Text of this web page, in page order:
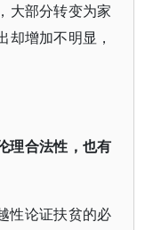
大部分转变为家
却增加不明显，
理合法性，也有
性论证扶贫的必